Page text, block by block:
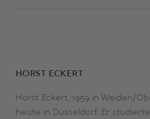
HORST ECKERT
Horst Eckert, 1959 in Weiden/
heute in Düsseldorf. Er